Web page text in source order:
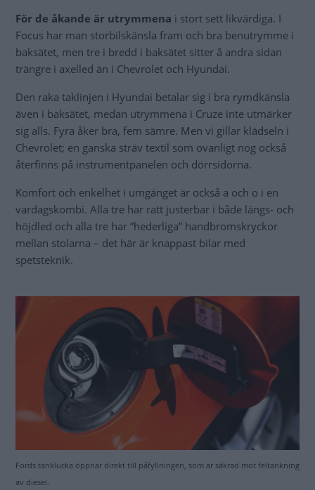
För de åkande är utrymmena i stort sett likvärdiga. I
Focus har man storbilskänsla fram och bra benutrymme i
baksätet, men tre i bredd i baksätet sitter å andra sidan
trängre i axelled än i Chevrolet och Hyundai.
Den raka taklinjen i Hyundai betalar sig i bra rymdkänsla
även i baksätet, medan utrymmena i Cruze inte utmärker
sig alls. Fyra åker bra, fem sämre. Men vi gillar klädseln i
Chevrolet; en ganska sträv textil som ovanligt nog också
återfinns på instrumentpanelen och dörrsidorna.
Komfort och enkelhet i umgänget är också a och o i en
vardagskombi. Alla tre har ratt justerbar i både längs- och
höjdled och alla tre har ”hederliga” handbromskryckor
mellan stolarna – det här är knappast bilar med
spetsteknik.
Fords tanklucka öppnar direkt till påfyllningen, som är säkrad mot feltankning
av diesel.